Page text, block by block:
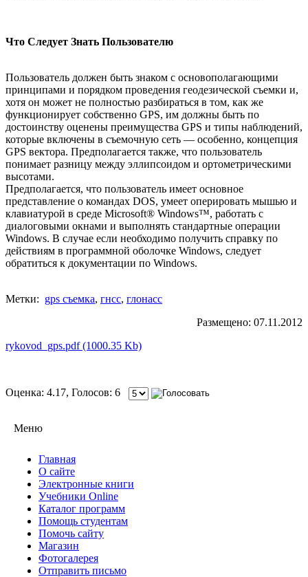
Что Следует Знать Пользователю
Пользователь должен быть знаком с основополагающими
принципами и порядком проведения геодезической съемки и,
хотя он может не полностью разбираться в том, как же
функционирует собственно GPS, им должны быть по
достоинству оценены преимущества GPS и типы наблюдений,
которые включены в съемочную сеть — особенно, концепция
GPS вектора. Предполагается также, что пользователь
понимает разницу между эллипсоидом и ортометрическими
высотами.
Предполагается, что пользователь имеет основное
представление о командах DOS, умеет оперировать мышью и
клавиатурой в среде Microsoft® Windows™, работать с
диалоговыми окнами и выполнять стандартные операции
Windows. В случае если необходимо получить справку по
действиям в программной оболочке Windows, следует
обратиться к документации по Windows.
Метки: gps съемка, гнсс, глонасс
Размещено: 07.11.2012
rykovod_gps.pdf (1000.35 Kb)
Оценка: 4.17, Голосов: 6
Меню
Главная
О сайте
Электронные книги
Учебники Online
Каталог программ
Помощь студентам
Помочь сайту
Магазин
Фотогалерея
Отправить письмо